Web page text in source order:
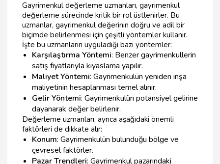
Gayrimenkul değerleme uzmanları, gayrimenkul
değerleme sürecinde kritik bir rol üstlenirler. Bu
uzmanlar, gayrimenkul değerinin doğru ve adil bir
biçimde belirlenmesi için çeşitli yöntemler kullanır.
İşte bu uzmanların uyguladığı bazı yöntemler:
Karşılaştırma Yöntemi: Benzer gayrimenkullerin
satış fiyatlarıyla kıyaslama yapılır.
Maliyet Yöntemi: Gayrimenkulün yeniden inşa
maliyetinin hesaplanması temel alınır.
Gelir Yöntemi: Gayrimenkulün potansiyel gelirine
dayanarak değer belirlenir.
Değerleme uzmanları, ayrıca aşağıdaki önemli
faktörleri de dikkate alır:
Konum: Gayrimenkulün bulunduğu bölge ve
çevresel faktörler.
Pazar Trendleri: Gayrimenkul pazarındaki